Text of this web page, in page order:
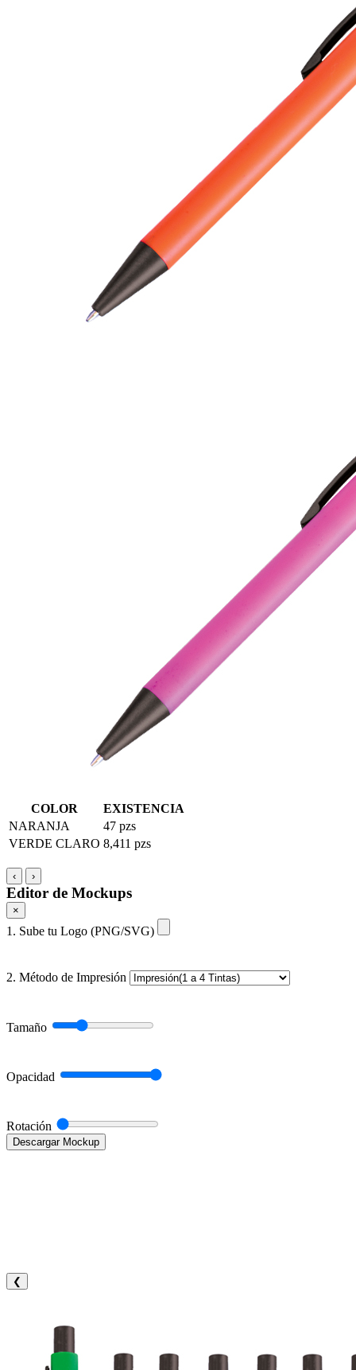
COLOR
EXISTENCIA
NARANJA
47 pzs
VERDE CLARO 8,411 pzs
‹ ›
Editor de Mockups
×
1. Sube tu Logo (PNG/SVG)
2. Método de Impresión
Tamaño
Opacidad
Rotación
Descargar Mockup
❮